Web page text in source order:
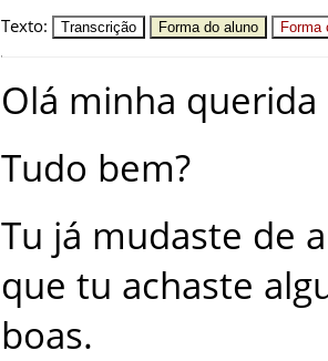
Texto: Transcrição Forma do aluno Forma
Olá minha querida
Tudo bem?
Tu já mudaste de
que tu achaste
boas.